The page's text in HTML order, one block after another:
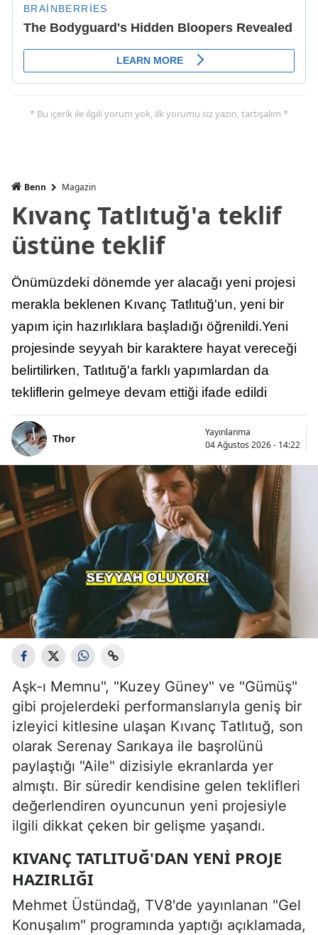
* Bu içerik ile ilgili yorum yok, ilk yorumu siz yazın, tartışalım *
Benn Magazin
Kıvanç Tatlıtuğ'a teklif
üstüne teklif
Önümüzdeki dönemde yer alacağı yeni projesi
merakla beklenen Kıvanç Tatlıtuğ'un, yeni bir
yapım için hazırlıklara başladığı öğrenildi.Yeni
projesinde seyyah bir karaktere hayat vereceği
belirtilirken, Tatlıtuğ'a farklı yapımlardan da
tekliflerin gelmeye devam ettiği ifade edildi
Thor
Yayınlanma
04 Ağustos 2026 - 14:22
Aşk-ı Memnu", "Kuzey Güney" ve "Gümüş"
gibi projelerdeki performanslarıyla geniş bir
izleyici kitlesine ulaşan Kıvanç Tatlıtuğ, son
olarak Serenay Sarıkaya ile başrolünü
paylaştığı "Aile" dizisiyle ekranlarda yer
almıştı. Bir süredir kendisine gelen teklifleri
değerlendiren oyuncunun yeni projesiyle
ilgili dikkat çeken bir gelişme yaşandı.
KIVANÇ TATLITUĞ'DAN YENI PROJE
HAZIRLIĞI
Mehmet Üstündağ, TV8'de yayınlanan "Gel
Konuşalım" programında yaptığı açıklamada,